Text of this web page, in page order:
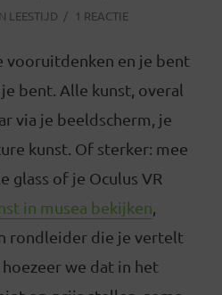
LEESTIJD 1 REACTIE
vooruitdenken en je bent
bent. Alle kunst, overal
via je beeldscherm, je
kunst. Of sterker: mee
glass of je Oculus VR
in musea bekijken
rondleider die je vertelt
we dat in het